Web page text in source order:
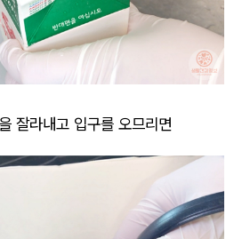
잘라내고 입구를 오므리면